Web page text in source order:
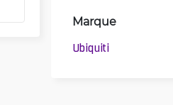
Marque
Ubiquiti